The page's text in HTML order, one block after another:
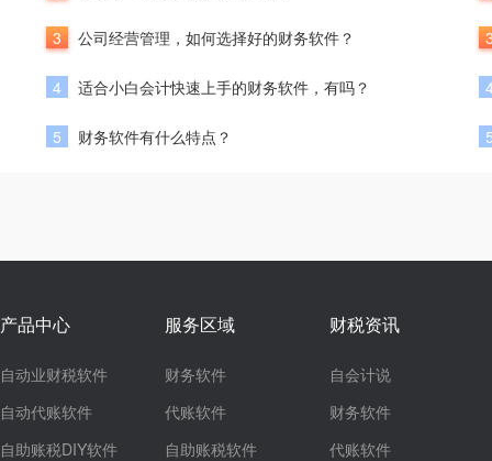
3 公司经营管理，如何选择好的财务软件？
4 适合小白会计快速上手的财务软件，有吗？
5 财务软件有什么特点？
产品中心
自动业财税软件
自动代账软件
自助账税DIY软件
服务区域
财务软件
代账软件
自助账税软件
财税资讯
自会计说
财务软件
代账软件